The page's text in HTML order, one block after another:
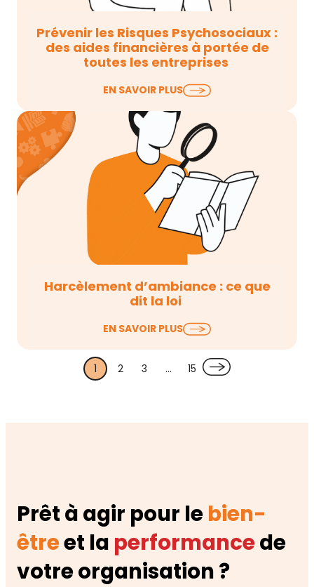
Prévenir les Risques Psychosociaux :
des aides financières à portée de
toutes les entreprises
La santé au travail concerne l’ensemble du
personnel, peu importe le secteur, peu importe
la…
EN SAVOIR PLUS
Harcèlement d’ambiance : ce que
dit la loi
Le harcèlement d’ambiance est un problème de
plus en plus reconnu dans le monde du…
EN SAVOIR PLUS
1 2 3 … 15
Prêt à agir pour lebien-
êtreet la performancede
votre organisation ?